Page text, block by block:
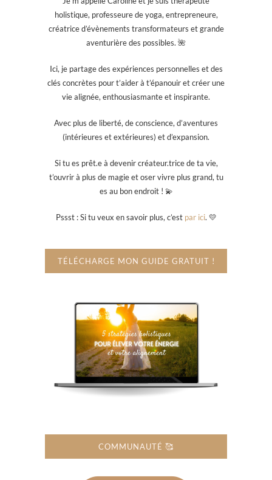
holistique, professeure de yoga, entrepreneure,
créatrice d’évènements transformateurs et grande
aventurière des possibles. 🌺
Ici, je partage des expériences personnelles et des
clés concrètes pour t’aider à t’épanouir et créer une
vie alignée, enthousiasmante et inspirante.
Avec plus de liberté, de conscience, d’aventures
(intérieures et extérieures) et d’expansion.
Si tu es prêt.e à devenir créateur.trice de ta vie,
t’ouvrir à plus de magie et oser vivre plus grand, tu
es au bon endroit ! 💫
Pssst : Si tu veux en savoir plus, c’est par ici. 💛
TÉLÉCHARGE MON GUIDE GRATUIT !
COMMUNAUTÉ 🥰